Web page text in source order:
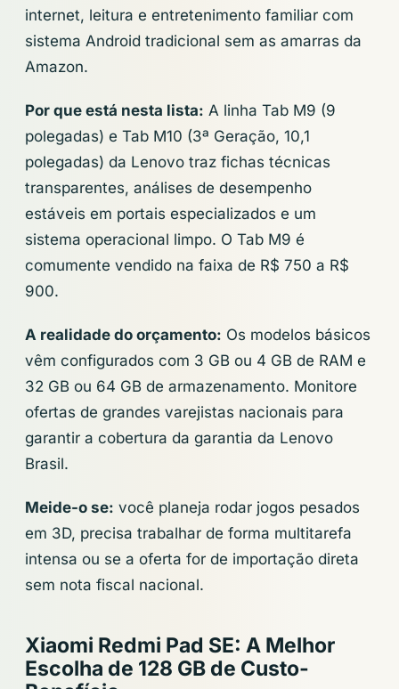
internet, leitura e entretenimento familiar com
sistema Android tradicional sem as amarras da
Amazon.
Por que está nesta lista: A linha Tab M9 (9
polegadas) e Tab M10 (3ª Geração, 10,1
polegadas) da Lenovo traz fichas técnicas
transparentes, análises de desempenho
estáveis em portais especializados e um
sistema operacional limpo. O Tab M9 é
comumente vendido na faixa de R$ 750 a R$
900.
A realidade do orçamento: Os modelos básicos
vêm configurados com 3 GB ou 4 GB de RAM e
32 GB ou 64 GB de armazenamento. Monitore
ofertas de grandes varejistas nacionais para
garantir a cobertura da garantia da Lenovo
Brasil.
Meide-o se: você planeja rodar jogos pesados
em 3D, precisa trabalhar de forma multitarefa
intensa ou se a oferta for de importação direta
sem nota fiscal nacional.
Xiaomi Redmi Pad SE: A Melhor
Escolha de 128 GB de Custo-